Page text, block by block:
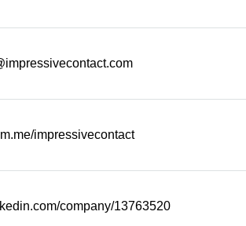
impressivecontact
company/13763520